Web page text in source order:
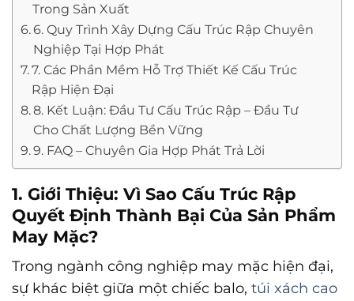
Trong Sản Xuất
6. Quy Trình Xây Dựng Cấu Trúc Rập Chuyên
Nghiệp Tại Hợp Phát
7. Các Phần Mềm Hỗ Trợ Thiết Kế Cấu Trúc
Rập Hiện Đại
8. Kết Luận: Đầu Tư Cấu Trúc Rập – Đầu Tư
Cho Chất Lượng Bền Vững
9. FAQ – Chuyên Gia Hợp Phát Trả Lời
1. Giới Thiệu: Vì Sao Cấu Trúc Rập
Quyết Định Thành Bại Của Sản Phẩm
May Mặc?
Trong ngành công nghiệp may mặc hiện đại,
sự khác biệt giữa một chiếc balo, túi xách cao